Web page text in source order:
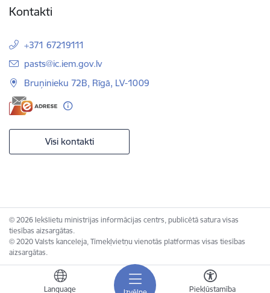
Language Piekļūstamība
Kontakti
+371 67219111
E-pasts:
pasts@ic.iem.gov.lv
Bruņinieku 72B, Rīgā, LV-1009
Visi kontakti
© 2026 Iekšlietu ministrijas informācijas centrs, publicētā satura visas
tiesības aizsargātas.
© 2020 Valsts kanceleja, Tīmekļvietņu vienotās platformas visas tiesības
aizsargātas.